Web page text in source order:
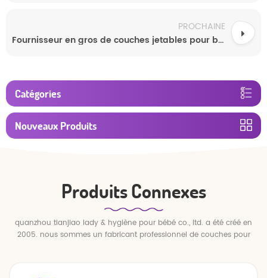
PROCHAINE
Fournisseur en gros de couches jetables pour bébés OEM/ODM de qualité supérieure pour bébés en bonne santé
Catégories
Nouveaux Produits
Produits Connexes
quanzhou tianjiao lady & hygiène pour bébé co., ltd. a été créé en
2005. nous sommes un fabricant professionnel de couches pour